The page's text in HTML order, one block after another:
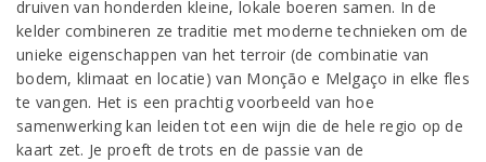
druiven van honderden kleine, lokale boeren samen. In de
kelder combineren ze traditie met moderne technieken om de
unieke eigenschappen van het terroir (de combinatie van
bodem, klimaat en locatie) van Monção e Melgaço in elke fles
te vangen. Het is een prachtig voorbeeld van hoe
samenwerking kan leiden tot een wijn die de hele regio op de
kaart zet. Je proeft de trots en de passie van de